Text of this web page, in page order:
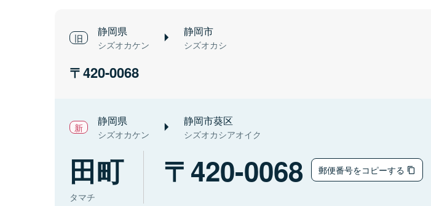
静岡県
シズオカケン
静岡市
シズオカシ
420-0068
静岡県
シズオカケン
静岡市葵区
シズオカシアオイク
田町
タマチ
420-0068 郵便番号をコピーする